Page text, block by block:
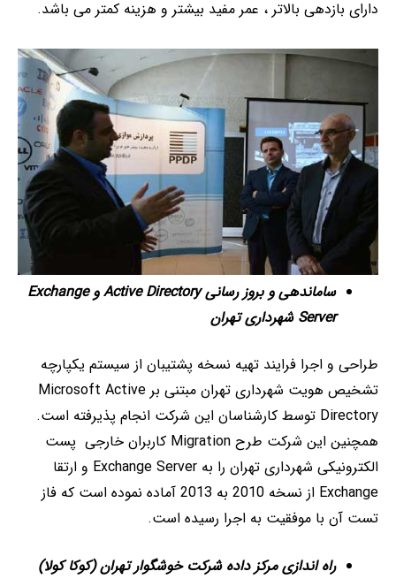
دارای بازدهی بالاتر ، عمر مفید بیشتر و هزینه کمتر می باشد.
ساماندهی و بروز رسانیActive DirectoryوExchange
Server شهرداری تهران
طراحی و اجرا فرایند تهیه نسخه پشتیبان از سیستم یکپارچه
تشخیص هویت شهرداری تهران مبتنی بر Microsoft Active
Directory توسط کارشناسان این شرکت انجام پذیرفته است.
همچنین این شرکت طرح Migration کاربران خارجی پست
الکترونیکی شهرداری تهران را به Exchange Server و ارتقا
Exchange از نسخه 2010 به 2013 آماده نموده است که فاز
تست آن با موفقیت به اجرا رسیده است.
راه اندازی مرکز داده شرکت خوشگوار تهران (کوکا کولا)